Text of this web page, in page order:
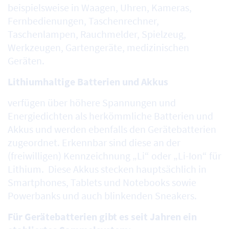
beispielsweise in Waagen, Uhren, Kameras,
Fernbedienungen, Taschenrechner,
Taschenlampen, Rauchmelder, Spielzeug,
Werkzeugen, Gartengeräte, medizinischen
Geräten.
Lithiumhaltige Batterien und Akkus
verfügen über höhere Spannungen und
Energiedichten als herkömmliche Batterien und
Akkus und werden ebenfalls den Gerätebatterien
zugeordnet. Erkennbar sind diese an der
(freiwilligen) Kennzeichnung „Li“ oder „Li-Ion“ für
Lithium. Diese Akkus stecken hauptsächlich in
Smartphones, Tablets und Notebooks sowie
Powerbanks und auch blinkenden Sneakers.
Für Gerätebatterien gibt es seit Jahren ein